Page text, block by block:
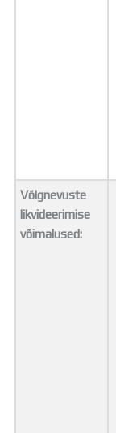
Võlgnevuste
likvideerimise
võimalused: